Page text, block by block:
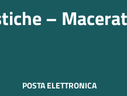
–
POSTA ELETTRONICA